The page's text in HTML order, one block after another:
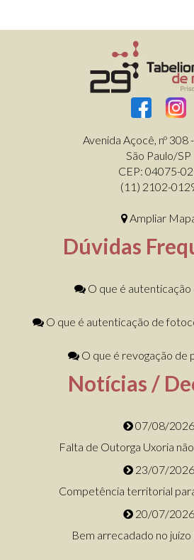
Avenida Açocê, nº 308
São Paulo/SP
CEP: 04075-
(11) 2102-
Ampliar
Dúvidas
O que é autenticação
O que é autenticação de
O que é revogação de
Notícias /
07/08/2026
Falta de Outorga Uxoria
23/07/2026
Competência territorial
20/07/2026
Bem arrecadado no